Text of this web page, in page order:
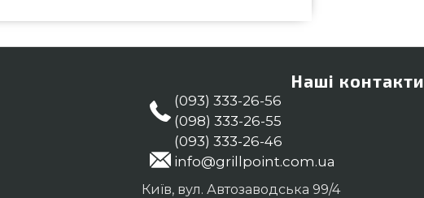
та термощупи в онлайн каталозі GrillPoint.
по номеру (098) 333-26-55 и мы допоможемо
Наші контакти
(093) 333-26-56
(098) 333-26-55
(093) 333-26-46
info@grillpoint.com.ua
Київ, вул. Автозаводська 99/4